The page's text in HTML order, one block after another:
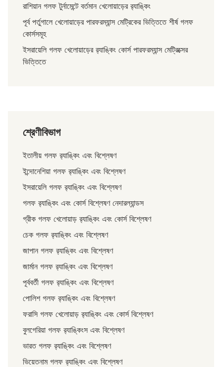
রাশিয়ান গলফ টুর্নামেন্টে বর্তমান খেলোয়াড়ের র‌্যাঙ্কিং
পূর্ব পর্তুগালে খেলোয়াড়ের পারফরম্যান্স মেট্রিকের ভিত্তিতে শীর্ষ গলফ
কোর্সসমূহ
ইসরায়েলি গলফ খেলোয়াড়ের র‌্যাঙ্কিং কোর্স পারফরম্যান্স মেট্রিক্সের
ভিত্তিতে
শ্রেণীবিভাগ
ইতালীয় গলফ র‌্যাঙ্কিং এবং বিশ্লেষণ
ইন্দোনেশিয়া গলফ র‍্যাঙ্কিং এবং বিশ্লেষণ
ইসরায়েলি গলফ র‍্যাঙ্কিং এবং বিশ্লেষণ
গলফ র‍্যাঙ্কিং এবং কোর্স বিশ্লেষণ নেদারল্যান্ডস
গ্রীক গলফ খেলোয়াড় র‌্যাঙ্কিং এবং কোর্স বিশ্লেষণ
চেক গলফ র‍্যাঙ্কিং এবং বিশ্লেষণ
জাপান গলফ র‌্যাঙ্কিং এবং বিশ্লেষণ
জার্মান গলফ র‌্যাঙ্কিং এবং বিশ্লেষণ
পূর্ববর্তী গলফ র‌্যাঙ্কিং এবং বিশ্লেষণ
পোলিশ গলফ র‌্যাঙ্কিং এবং বিশ্লেষণ
ফরাসি গলফ খেলোয়াড় র‌্যাঙ্কিং এবং কোর্স বিশ্লেষণ
বুলগেরিয়া গলফ র‌্যাঙ্কিংস এবং বিশ্লেষণ
ভারত গলফ র‌্যাঙ্কিং এবং বিশ্লেষণ
ভিয়েতনাম গলফ র‌্যাঙ্কিং এবং বিশ্লেষণ